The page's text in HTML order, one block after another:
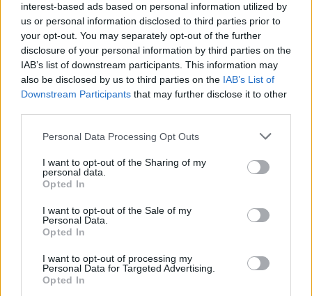
interest-based ads based on personal information utilized by
us or personal information disclosed to third parties prior to
your opt-out. You may separately opt-out of the further
disclosure of your personal information by third parties on the
IAB’s list of downstream participants. This information may
also be disclosed by us to third parties on the IAB’s List of
Downstream Participants that may further disclose it to other
Please note that this website/app uses one or more Google
not limited to your visit or usage behaviour. You may click to
grant or deny consent to Google and its third-party tags to
use your data for below specified purposes in below Google
consent section.
Personal Data Processing Opt Outs
I want to opt-out of the Sharing of my
personal data.
Opted In
I want to opt-out of the Sale of my
Personal Data.
Opted In
I want to opt-out of processing my
Personal Data for Targeted Advertising.
Opted In
αυτές και δηλώνουν ότι το θέμα είναι εσωτερικό
πρόβλημα του Πακιστάν.
ΔΙΑΦΗΜΙΣΗ
Αν τα χάσατε